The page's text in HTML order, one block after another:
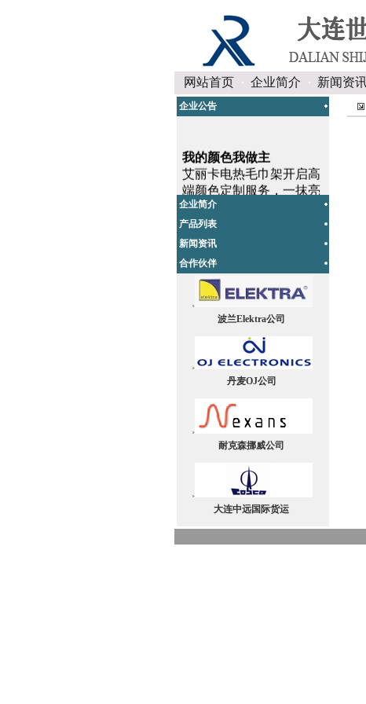
网站首页 · 企业简介 · 新闻资
企业公告
我的颜色我做主
艾丽卡电热毛巾架开启高
端颜色定制服务，一抹亮
色、一个幸运色将从色彩
定制开启，只为您的美丽
心情！详见公司新闻。
丹麦OJ起用新网址！
OJ电子主要生产电采暖和
空调控制器，现在启用新
的网址：
OCD5触摸屏智能温控器
屏智能温控器上市
企业简介
产品列表
新闻资讯
合作伙伴
波兰Elektra公司
丹麦OJ公司
耐克森挪威公司
大连中远国际货运